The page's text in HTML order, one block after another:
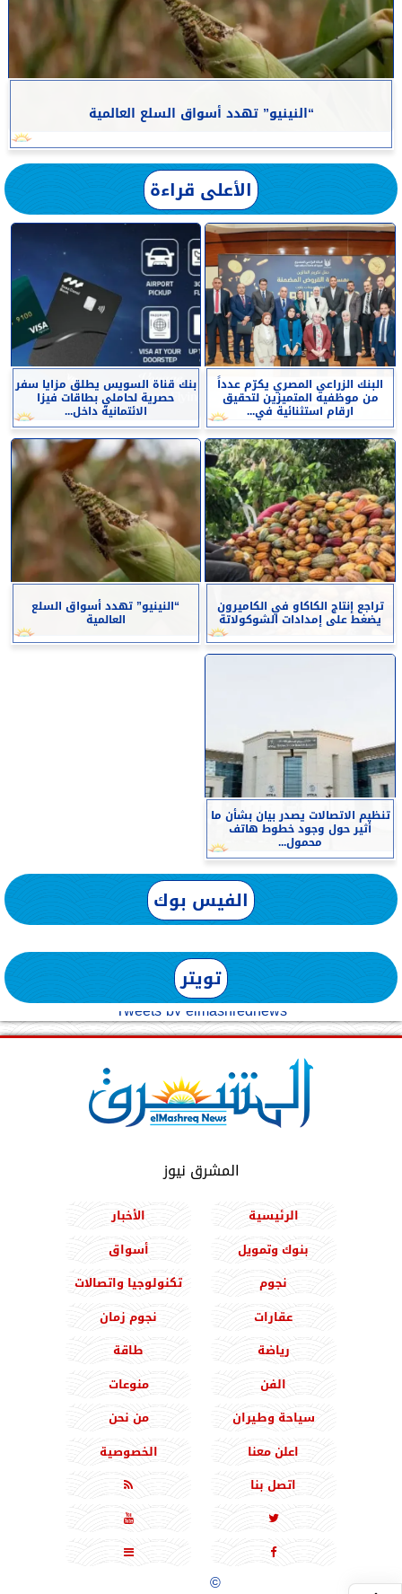
“النينيو” تهدد أسواق السلع العالمية
الأعلى قراءة
البنك الزراعي المصري يكرّم عدداً
من موظفيه المتميزين لتحقيق
ارقام استثنائية في...
بنك قناة السويس يطلق مزايا سفر
حصرية لحاملي بطاقات فيزا
الائتمانية داخل...
تراجع إنتاج الكاكاو في الكاميرون
يضغط على إمدادات الشوكولاتة
“النينيو” تهدد أسواق السلع
العالمية
تنظيم الاتصالات يصدر بيان بشأن ما
أثير حول وجود خطوط هاتف
محمول...
الفيس بوك
تويتر
Tweets by elmashreqnews
المشرق نيوز
الرئيسية
الأخبار
بنوك وتمويل
أسواق
نجوم
تكنولوجيا واتصالات
عقارات
نجوم زمان
رياضة
طاقة
الفن
منوعات
سياحة وطيران
من نحن
اعلن معنا
الخصوصية
اتصل بنا





جميع الحقوق محفوظة©